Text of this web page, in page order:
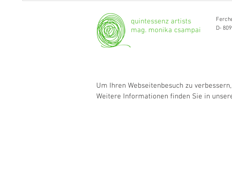
quintessenz artists
mag. monika csampai
D-
Um Ihren Webseitenbesuch zu
Weitere Informationen finden Sie in